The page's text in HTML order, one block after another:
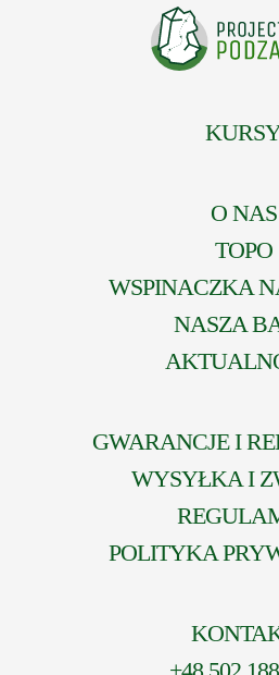
O NAS
TOPO
WSPINACZKA
NASZA
GWARANCJE I
WYSYŁKA I
POLITYKA